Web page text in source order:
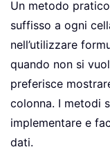
Un metodo
suffisso a ogni
nell’utilizzare
quando non si
preferisce
colonna. I metodi
implementare e
dati.